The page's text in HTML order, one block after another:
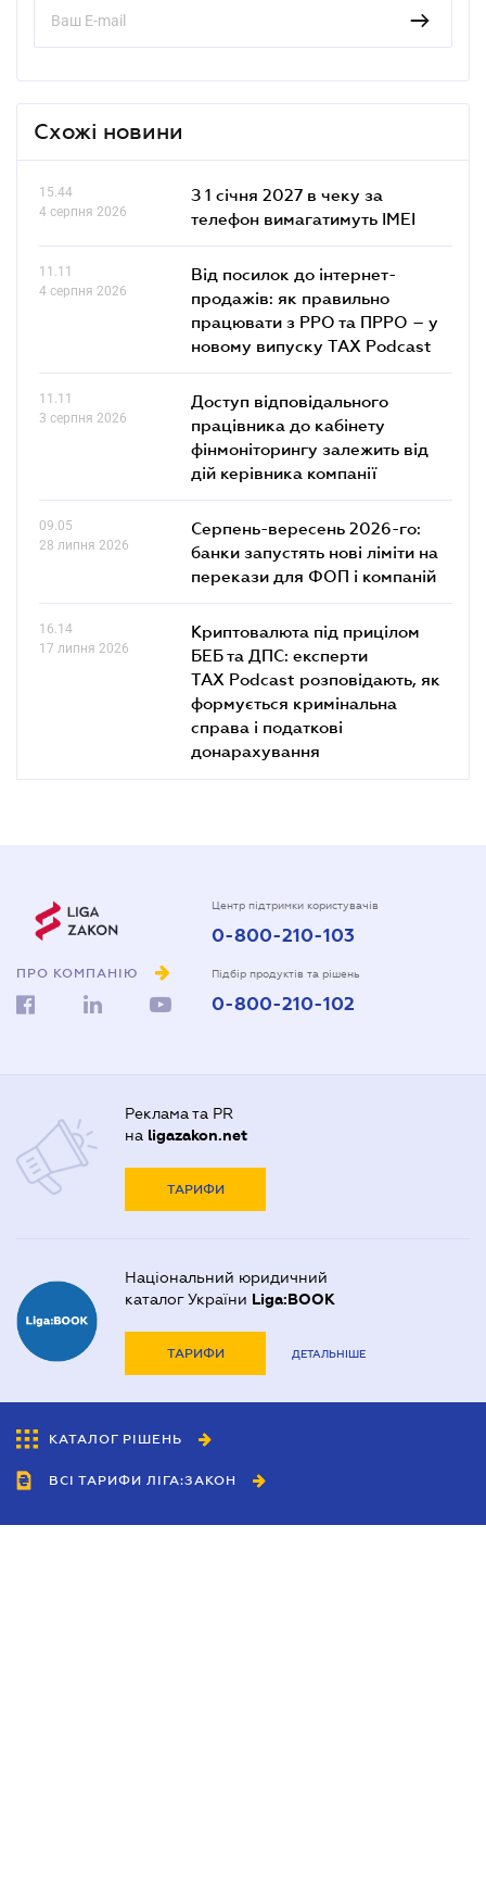
Схожі новини
15.44
4 серпня 2026
З 1 січня 2027 в чеку за
телефон вимагатимуть IMEI
11.11
4 серпня 2026
Від посилок до інтернет-
продажів: як правильно
працювати з РРО та ПРРО – у
новому випуску TAX Podcast
11.11
3 серпня 2026
Доступ відповідального
працівника до кабінету
фінмоніторингу залежить від
дій керівника компанії
09.05
28 липня 2026
Серпень-вересень 2026-го:
банки запустять нові ліміти на
перекази для ФОП і компаній
16.14
17 липня 2026
Криптовалюта під прицілом
БЕБ та ДПС: експерти
TAX Podcast розповідають, як
формується кримінальна
справа і податкові
донарахування
ПРО КОМПАНІЮ
Центр підтримки користувачів
0-800-210-103
Підбір продуктів та рішень
0-800-210-102
Реклама та PR
на ligazakon.net
ТАРИФИ
Національний юридичний
каталог України Liga:BOOK
ТАРИФИ ДЕТАЛЬНІШЕ
КАТАЛОГ РІШЕНЬ
ВСІ ТАРИФИ ЛІГА:ЗАКОН